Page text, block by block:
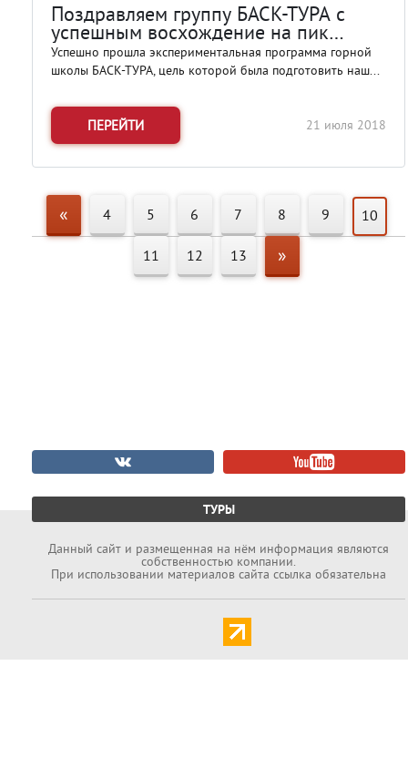
Поздравляем группу БАСК-ТУРА с
успешным восхождение на пик
Монгольской Народной Республики в
Адылсу
Успешно прошла экспериментальная программа горной
школы БАСК-ТУРА, цель которой была подготовить наш...
ПЕРЕЙТИ 21 июля 2018
« 4 5 6 7 8 9 10
11 12 13 »
ТУРЫ
Данный cайт и размещенная на нём информация являются
собственностью компании.
При использовании материалов сайта ссылка обязательна